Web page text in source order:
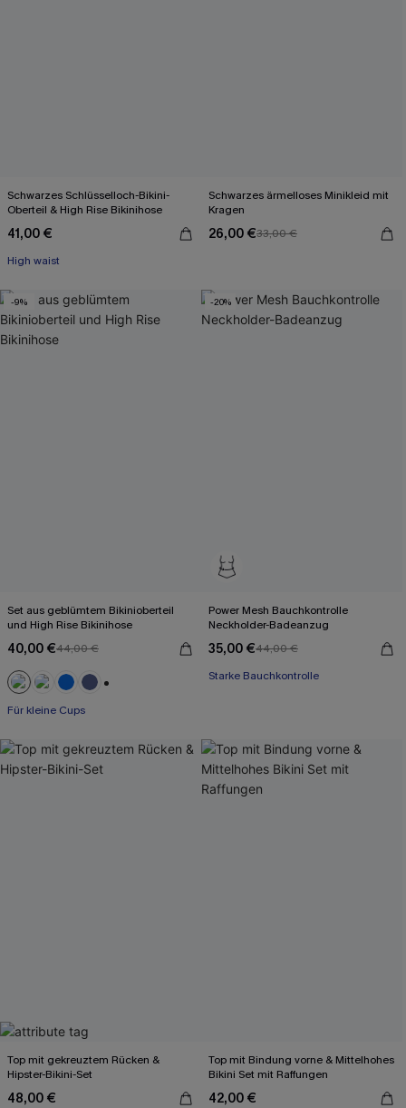
Schwarzes Schlüsselloch-Bikini-
Oberteil & High Rise Bikinihose
41,00 €
High waist
Schwarzes ärmelloses Minikleid mit
Kragen
26,00 €33,00 €
-9%
Set aus geblümtem Bikinioberteil
und High Rise Bikinihose
40,00 €44,00 €
Für kleine Cups
-20%
Power Mesh Bauchkontrolle
Neckholder-Badeanzug
35,00 €44,00 €
Starke Bauchkontrolle
Top mit gekreuztem Rücken &
Hipster-Bikini-Set
48,00 €
Top mit Bindung vorne & Mittelhohes
Bikini Set mit Raffungen
42,00 €